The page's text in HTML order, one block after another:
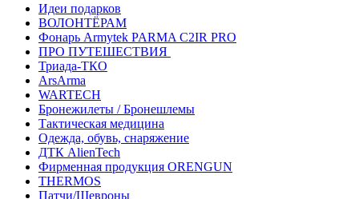
Идеи подарков
ВОЛОНТЁРАМ
Фонарь Armytek PARMA C2IR PRO
ПРО ПУТЕШЕСТВИЯ
Триада-ТКО
ArsArma
WARTECH
Бронежилеты / Бронешлемы
Тактическая медицина
Одежда, обувь, снаряжение
ДТК AlienTech
Фирменная продукция ORENGUN
THERMOS
Патчи/Шевроны